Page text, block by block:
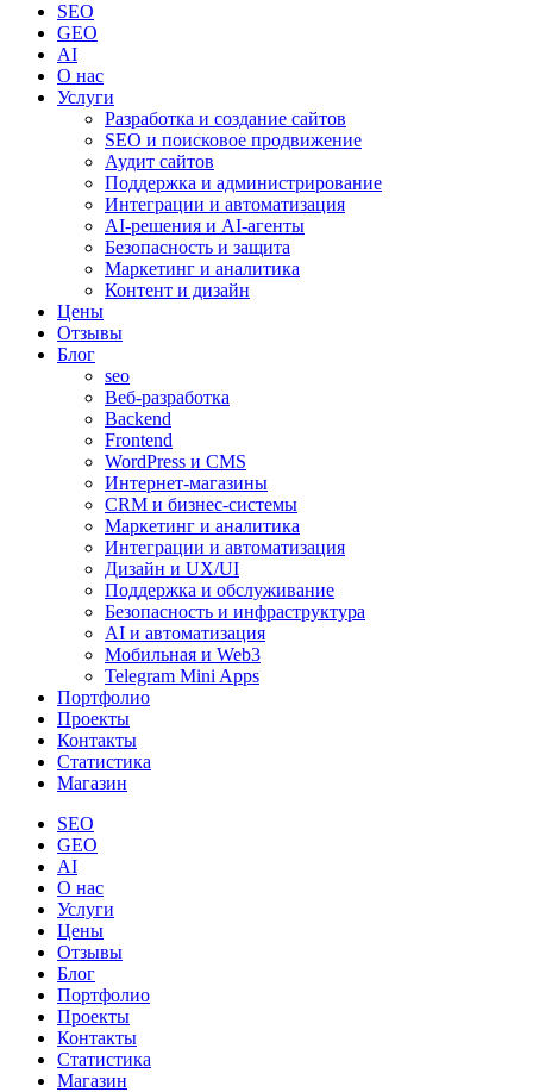
SEO
GEO
AI
О нас
Услуги
Разработка и создание сайтов
SEO и поисковое продвижение
Аудит сайтов
Поддержка и администрирование
Интеграции и автоматизация
AI-решения и AI-агенты
Безопасность и защита
Маркетинг и аналитика
Контент и дизайн
Цены
Отзывы
Блог
seo
Веб-разработка
Backend
Frontend
WordPress и CMS
Интернет-магазины
CRM и бизнес-системы
Маркетинг и аналитика
Интеграции и автоматизация
Дизайн и UX/UI
Поддержка и обслуживание
Безопасность и инфраструктура
AI и автоматизация
Мобильная и Web3
Telegram Mini Apps
Портфолио
Проекты
Контакты
Статистика
Магазин
SEO
GEO
AI
О нас
Услуги
Цены
Отзывы
Блог
Портфолио
Проекты
Контакты
Статистика
Магазин